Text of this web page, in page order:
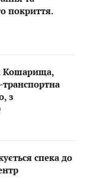
покриття.
Кошарища,
з
спека до